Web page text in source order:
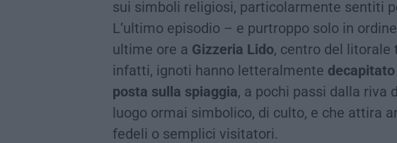
sui simboli religiosi, particolarmente sentiti
L’ultimo episodio – e purtroppo solo in
ultime ore a Gizzeria Lido, centro del litorale
infatti, ignoti hanno letteralmente
posta sulla spiaggia, a pochi passi dalla riva
luogo ormai simbolico, di culto, e che attira
fedeli o semplici visitatori.